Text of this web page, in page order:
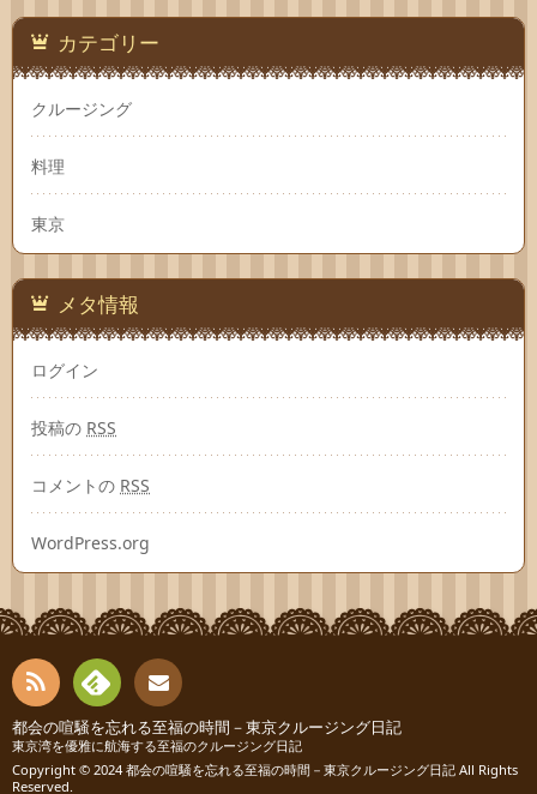
カテゴリー
クルージング
料理
東京
メタ情報
ログイン
投稿の RSS
コメントの RSS
WordPress.org
RSS
Fee
dly
お問
い合
都会の喧騒を忘れる至福の時間－東京クルージング日記
東京湾を優雅に航海する至福のクルージング日記
Copyright © 2024都会の喧騒を忘れる至福の時間－東京クルージング日記 All Rights
Reserved.